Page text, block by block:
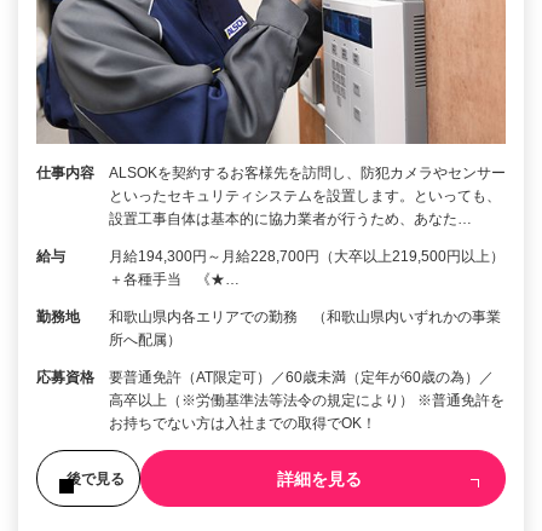
仕事内容
ALSOKを契約するお客様先を訪問し、防犯カメラやセンサー
といったセキュリティシステムを設置します。といっても、
設置工事自体は基本的に協力業者が行うため、あなた…
給与
月給194,300円～月給228,700円（大卒以上219,500円以上）
＋各種手当 《★…
勤務地
和歌山県内各エリアでの勤務 （和歌山県内いずれかの事業
所へ配属）
応募資格
要普通免許（AT限定可）／60歳未満（定年が60歳の為）／
高卒以上（※労働基準法等法令の規定により） ※普通免許を
お持ちでない方は入社までの取得でOK！
後で見る 詳細を見る